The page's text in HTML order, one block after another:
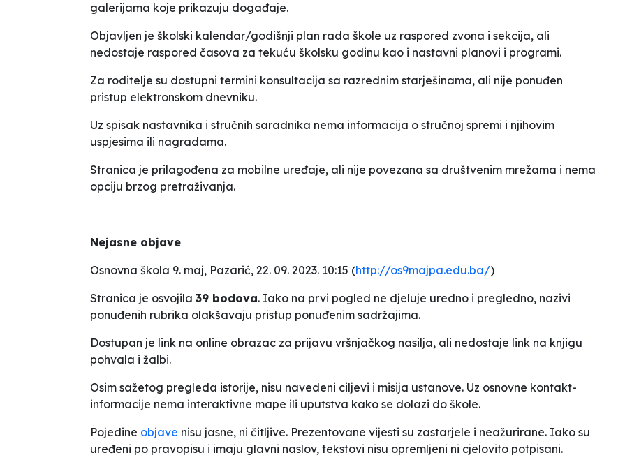
galerijama koje prikazuju događaje.
Objavljen je školski kalendar/godišnji plan rada škole uz raspored zvona i sekcija, ali
nedostaje raspored časova za tekuću školsku godinu kao i nastavni planovi i programi.
Za roditelje su dostupni termini konsultacija sa razrednim starješinama, ali nije ponuđen
pristup elektronskom dnevniku.
Uz spisak nastavnika i stručnih saradnika nema informacija o stručnoj spremi i njihovim
uspjesima ili nagradama.
Stranica je prilagođena za mobilne uređaje, ali nije povezana sa društvenim mrežama i nema
opciju brzog pretraživanja.
Nejasne objave
Osnovna škola 9. maj, Pazarić, 22. 09. 2023. 10:15 (http://os9majpa.edu.ba/)
Stranica je osvojila 39 bodova. Iako na prvi pogled ne djeluje uredno i pregledno, nazivi
ponuđenih rubrika olakšavaju pristup ponuđenim sadržajima.
Dostupan je link na online obrazac za prijavu vršnjačkog nasilja, ali nedostaje link na knjigu
pohvala i žalbi.
Osim sažetog pregleda istorije, nisu navedeni ciljevi i misija ustanove. Uz osnovne kontakt-
informacije nema interaktivne mape ili uputstva kako se dolazi do škole.
Pojedine objave nisu jasne, ni čitljive. Prezentovane vijesti su zastarjele i neažurirane. Iako su
uređeni po pravopisu i imaju glavni naslov, tekstovi nisu opremljeni ni cjelovito potpisani.